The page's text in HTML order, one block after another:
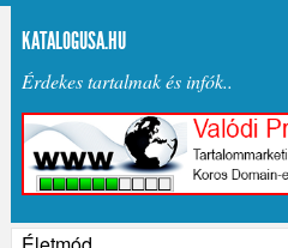
KATALOGUSA.HU
Érdekes tartalmak és infók..